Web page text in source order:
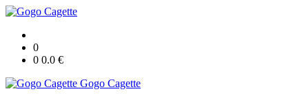
0
0 0.0 €
Gogo Cagette